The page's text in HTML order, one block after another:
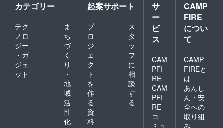
カテゴリー
テク
ノロ
ジー
・ガ
ジェ
ット
ま
ち
づ
く
り
・
地
域
活
性
化
起案サポート
プ
ロ
ジ
ェ
ク
ト
を
作
る
ス
タ
ッ
フ
に
相
談
す
る
資
料
サ
ー
ビ
ス
CAM
PFI
RE
CAM
PFI
RE
コ
ミュ
CAMP
FIRE
につい
て
CAMP
FIREと
は
あんし
ん・安
全への
取り組
み